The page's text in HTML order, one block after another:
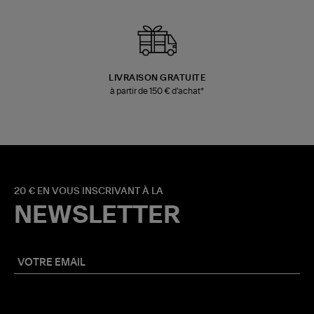
LIVRAISON GRATUITE
à partir de 150 € d'achat*
20 € EN VOUS INSCRIVANT À LA
NEWSLETTER